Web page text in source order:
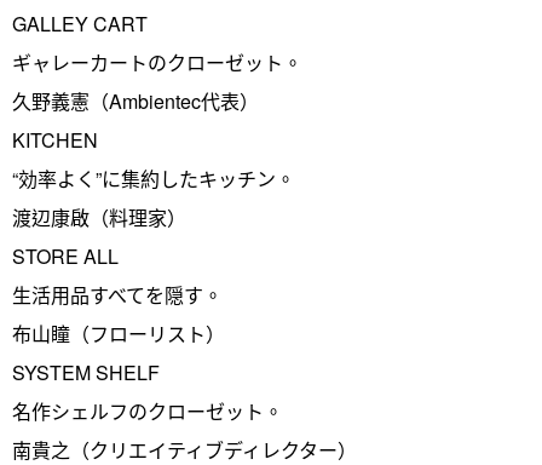
GALLEY CART
ギャレーカートのクローゼット。
久野義憲（Ambientec代表）
KITCHEN
“効率よく”に集約したキッチン。
渡辺康啟（料理家）
STORE ALL
生活用品すべてを隠す。
布山瞳（フローリスト）
SYSTEM SHELF
名作シェルフのクローゼット。
南貴之（クリエイティブディレクター）